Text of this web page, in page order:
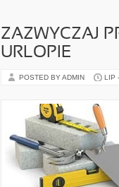
ZAZWYCZAJ
URLOPIE
POSTED BY ADMIN LIP